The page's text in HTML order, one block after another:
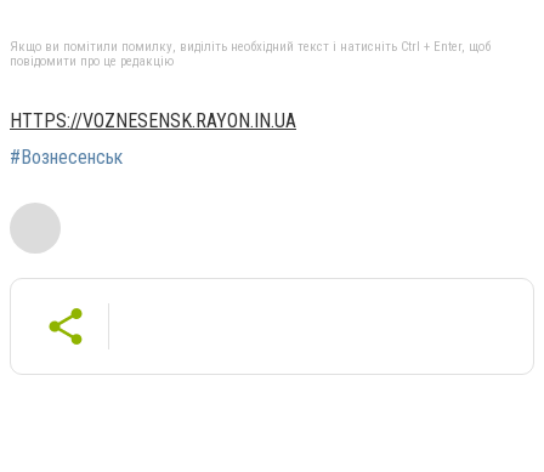
Якщо ви помітили помилку, виділіть необхідний текст і натисніть Ctrl + Enter, щоб
повідомити про це редакцію
HTTPS://VOZNESENSK.RAYON.IN.UA
#Вознесенськ